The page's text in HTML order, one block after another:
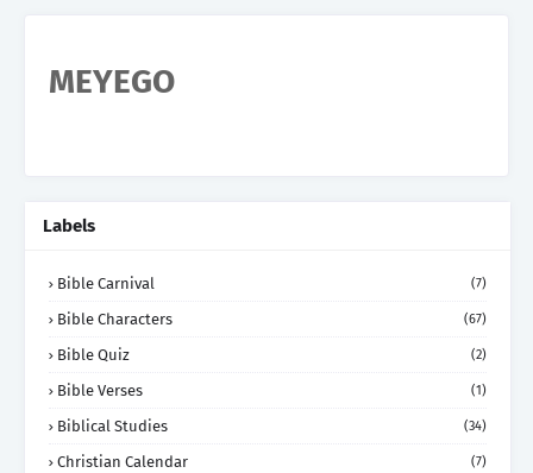
MEYEGO
Labels
Bible Carnival (7)
Bible Characters (67)
Bible Quiz (2)
Bible Verses (1)
Biblical Studies (34)
Christian Calendar (7)